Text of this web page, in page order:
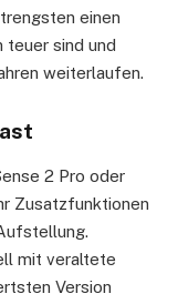
einen
teuer sind und
weiterlaufen.
2 Pro oder
Zusatzfunktionen
mit veraltete
Version